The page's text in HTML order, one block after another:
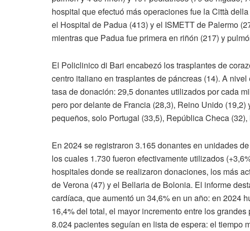
hospital que efectuó más operaciones fue la Città
el Hospital de Padua (413) y el ISMETT de Palermo
mientras que Padua fue primera en riñón (217) y
El Policlinico di Bari encabezó los trasplantes de
centro italiano en trasplantes de páncreas (14). A
tasa de donación: 29,5 donantes utilizados por cada
pero por delante de Francia (28,3), Reino Unido
pequeños, solo Portugal (33,5), República Checa
En 2024 se registraron 3.165 donantes en unidades
los cuales 1.730 fueron efectivamente utilizados
hospitales donde se realizaron donaciones, los más
de Verona (47) y el Bellaria de Bolonia. El informe
cardíaca, que aumentó un 34,6% en un año: en 2024
16,4% del total, el mayor incremento entre los
8.024 pacientes seguían en lista de espera: el tiempo